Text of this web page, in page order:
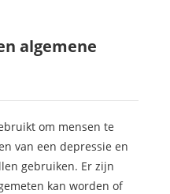
algemene
om mensen te
van een depressie en
gebruiken. Er zijn
kan worden of